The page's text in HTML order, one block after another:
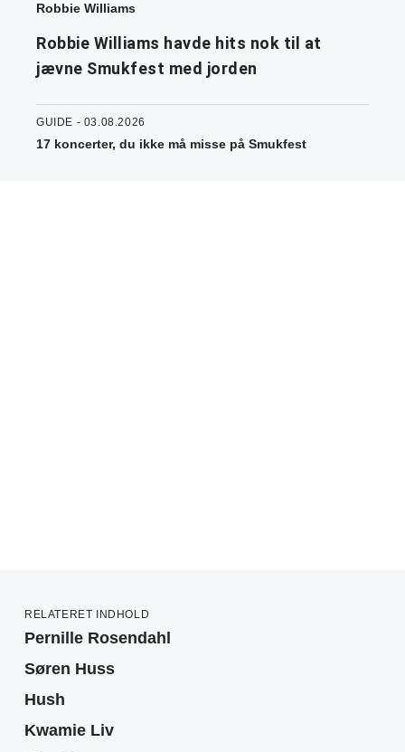
Robbie Williams
Robbie Williams havde hits nok til at
jævne Smukfest med jorden
GUIDE - 03.08.2026
17 koncerter, du ikke må misse på Smukfest
RELATERET INDHOLD
Pernille Rosendahl
Søren Huss
Hush
Kwamie Liv